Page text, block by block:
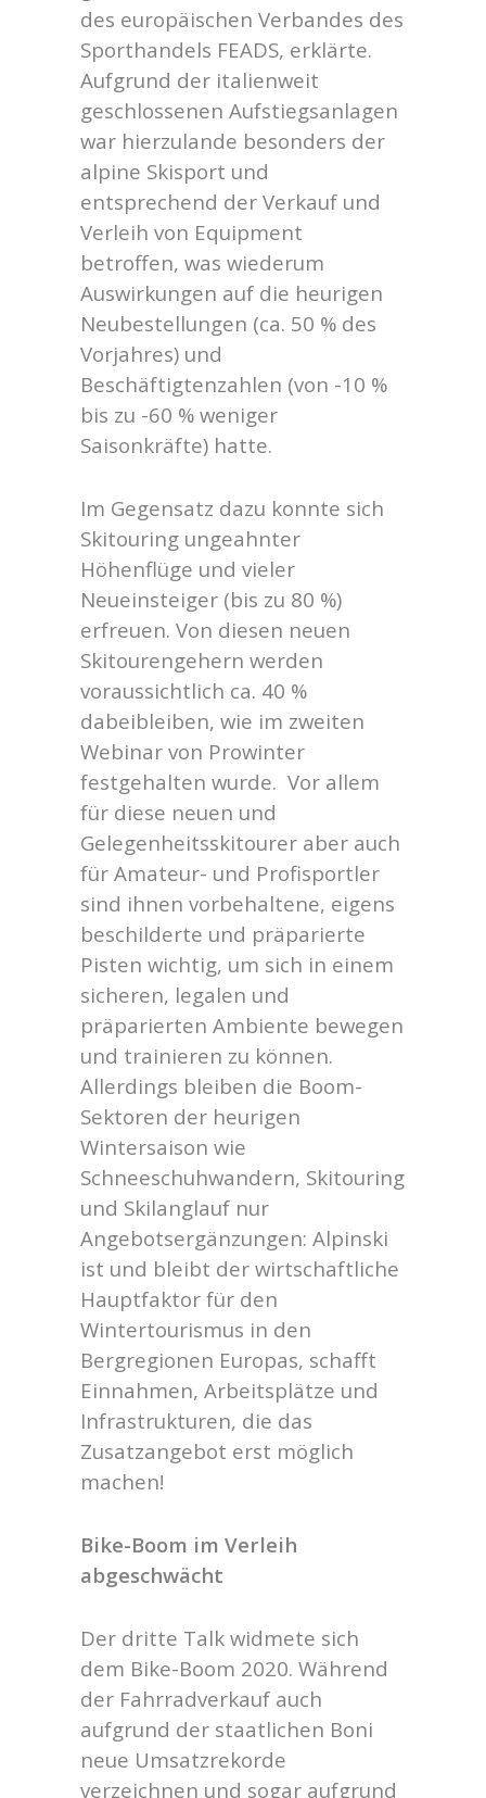
des europäischen Verbandes des
Sporthandels FEADS, erklärte.
Aufgrund der italienweit
geschlossenen Aufstiegsanlagen
war hierzulande besonders der
alpine Skisport und
entsprechend der Verkauf und
Verleih von Equipment
betroffen, was wiederum
Auswirkungen auf die heurigen
Neubestellungen (ca. 50 % des
Vorjahres) und
Beschäftigtenzahlen (von -10 %
bis zu -60 % weniger
Saisonkräfte) hatte.
Im Gegensatz dazu konnte sich
Skitouring ungeahnter
Höhenflüge und vieler
Neueinsteiger (bis zu 80 %)
erfreuen. Von diesen neuen
Skitourengehern werden
voraussichtlich ca. 40 %
dabeibleiben, wie im zweiten
Webinar von Prowinter
festgehalten wurde. Vor allem
für diese neuen und
Gelegenheitsskitourer aber auch
für Amateur- und Profisportler
sind ihnen vorbehaltene, eigens
beschilderte und präparierte
Pisten wichtig, um sich in einem
sicheren, legalen und
präparierten Ambiente bewegen
und trainieren zu können.
Allerdings bleiben die Boom-
Sektoren der heurigen
Wintersaison wie
Schneeschuhwandern, Skitouring
und Skilanglauf nur
Angebotsergänzungen: Alpinski
ist und bleibt der wirtschaftliche
Hauptfaktor für den
Wintertourismus in den
Bergregionen Europas, schafft
Einnahmen, Arbeitsplätze und
Infrastrukturen, die das
Zusatzangebot erst möglich
machen!
Bike-Boom im Verleih
abgeschwächt
Der dritte Talk widmete sich
dem Bike-Boom 2020. Während
der Fahrradverkauf auch
aufgrund der staatlichen Boni
neue Umsatzrekorde
verzeichnen und sogar aufgrund